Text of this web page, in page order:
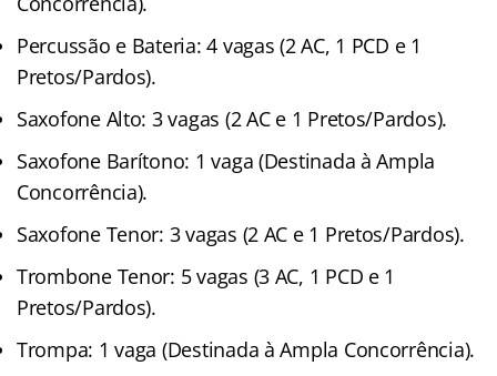
Percussão e Bateria: 4 vagas (2 AC, 1 PCD e 1
Pretos/Pardos).
Saxofone Alto: 3 vagas (2 AC e 1 Pretos/Pardos).
Saxofone Barítono: 1 vaga (Destinada à Ampla
Concorrência).
Saxofone Tenor: 3 vagas (2 AC e 1 Pretos/Pardos).
Trombone Tenor: 5 vagas (3 AC, 1 PCD e 1
Pretos/Pardos).
Trompa: 1 vaga (Destinada à Ampla Concorrência).